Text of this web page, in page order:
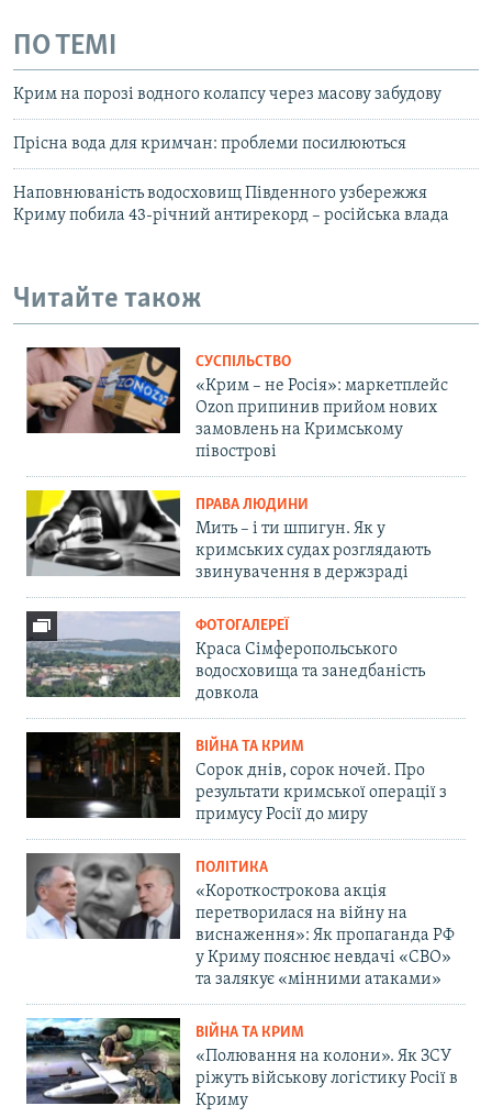
ПО ТЕМІ
Крим на порозі водного колапсу через масову забудову
Прісна вода для кримчан: проблеми посилюються
Наповнюваність водосховищ Південного узбережжя
Криму побила 43-річний антирекорд – російська влада
Читайте також
СУСПІЛЬСТВО
«Крим – не Росія»: маркетплейс
Ozon припинив прийом нових
замовлень на Кримському
півострові
ПРАВА ЛЮДИНИ
Мить – і ти шпигун. Як у
кримських судах розглядають
звинувачення в держзраді
ФОТОГАЛЕРЕЇ
Краса Сімферопольського
водосховища та занедбаність
довкола
ВІЙНА ТА КРИМ
Сорок днів, сорок ночей. Про
результати кримської операції з
примусу Росії до миру
ПОЛІТИКА
«Короткострокова акція
перетворилася на війну на
виснаження»: Як пропаганда РФ
у Криму пояснює невдачі «СВО»
та залякує «мінними атаками»
ВІЙНА ТА КРИМ
«Полювання на колони». Як ЗСУ
ріжуть військову логістику Росії в
Криму